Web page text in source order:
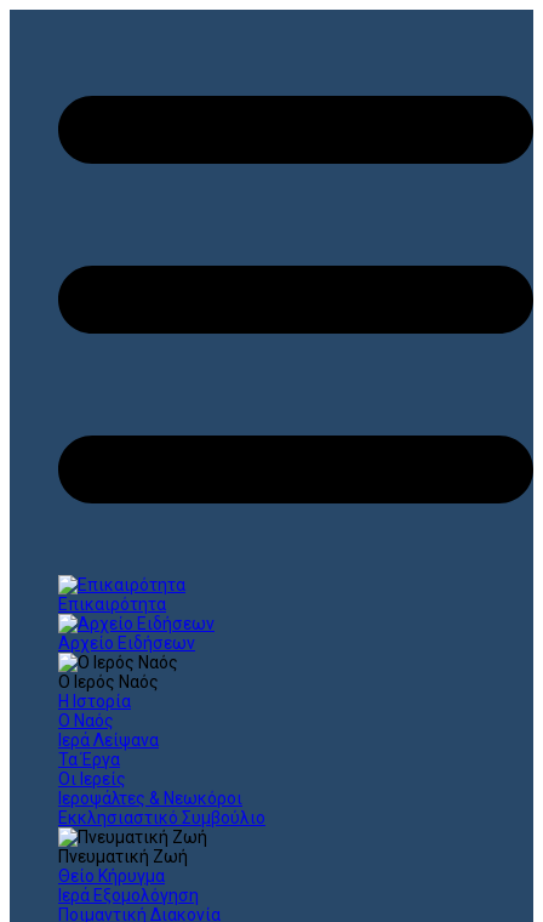
Επικαιρότητα
Αρχείο Ειδήσεων
Ο Ιερός Ναός
Η Ιστορία
Ο Ναός
Ιερά Λείψανα
Τα Έργα
Οι Ιερείς
Ιεροψάλτες & Νεωκόροι
Εκκλησιαστικό Συμβούλιο
Πνευματική Ζωή
Θείο Κήρυγμα
Ιερά Εξομολόγηση
Ποιμαντική Διακονία